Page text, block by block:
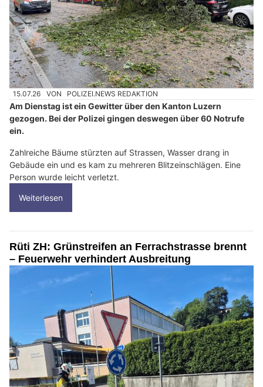
15.07.26 VON POLIZEI.NEWS REDAKTION
Am Dienstag ist ein Gewitter über den Kanton Luzern
gezogen. Bei der Polizei gingen deswegen über 60 Notrufe
ein.
Zahlreiche Bäume stürzten auf Strassen, Wasser drang in
Gebäude ein und es kam zu mehreren Blitzeinschlägen. Eine
Person wurde leicht verletzt.
Weiterlesen
Rüti ZH: Grünstreifen an Ferrachstrasse brennt
– Feuerwehr verhindert Ausbreitung